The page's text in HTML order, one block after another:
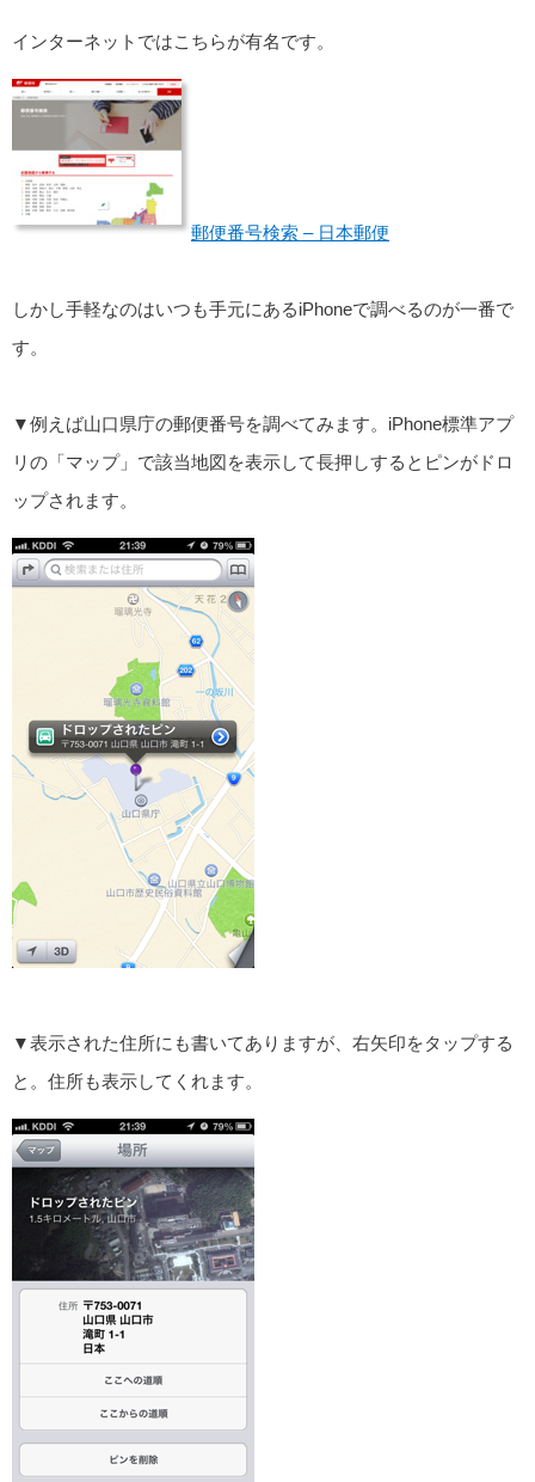
インターネットではこちらが有名です。
郵便番号検索 – 日本郵便
しかし手軽なのはいつも手元にあるiPhoneで調べるのが一番で
す。
▼例えば山口県庁の郵便番号を調べてみます。iPhone標準アプ
リの「マップ」で該当地図を表示して長押しするとピンがドロ
ップされます。
▼表示された住所にも書いてありますが、右矢印をタップする
と。住所も表示してくれます。